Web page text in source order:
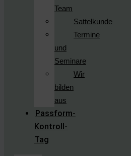
Team
Sattelkunde
Termine
und
Seminare
Wir
bilden
aus
Passform-
Kontroll-
Tag